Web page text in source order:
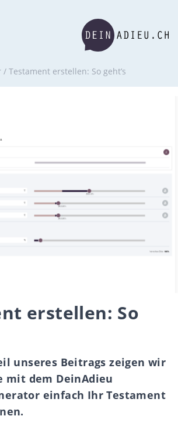
/ Testament erstellen: So geht’s
erstellen: So
unseres Beitrags zeigen wir
mit dem DeinAdieu
einfach Ihr Testament